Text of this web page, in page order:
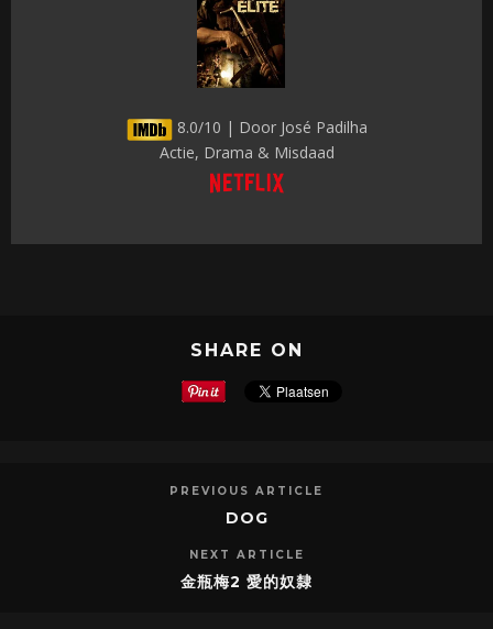
8.0/10 | Door José Padilha
Actie, Drama & Misdaad
SHARE ON
PREVIOUS ARTICLE
DOG
NEXT ARTICLE
金瓶梅2 愛的奴隸